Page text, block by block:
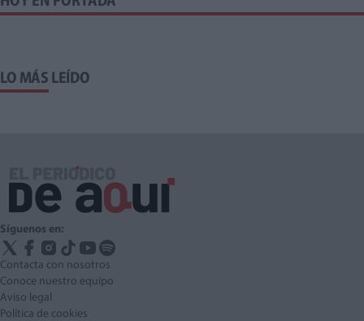
LO MÁS LEÍDO
Síguenos en:
Contacta con nosotros
Conoce nuestro equipo
Aviso legal
Política de cookies